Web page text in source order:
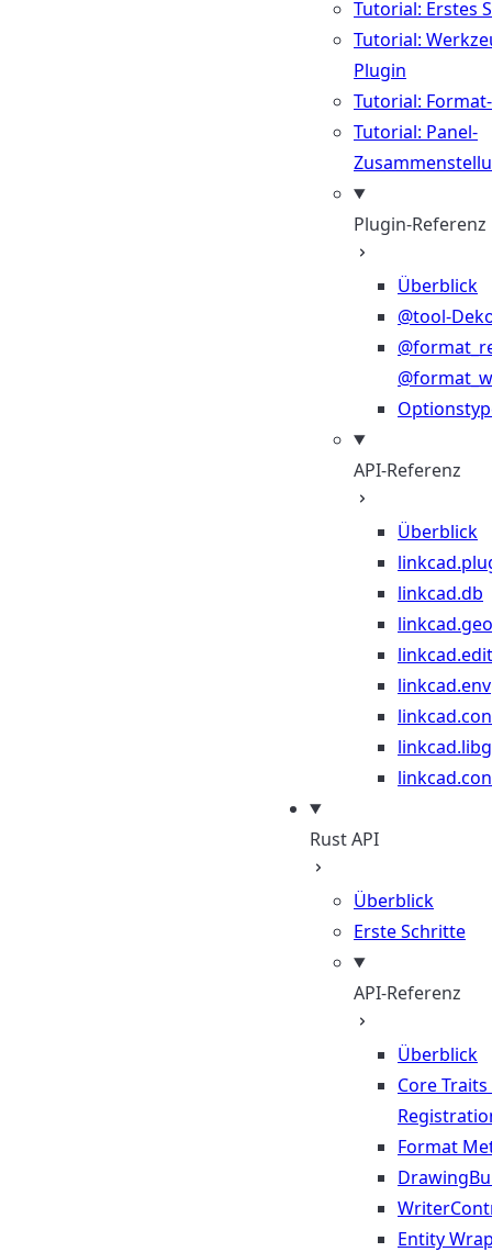
Tutorial: Erstes
Tutorial:
Plugin
Tutorial:
Tutorial: Panel-
Plugin-Referenz
Überblick
@tool-
API-Referenz
Überblick
linkcad.db
linkcad.edit
linkcad.env
Rust API
Überblick
Erste Schritte
API-Referenz
Überblick
Core
Format
Entity